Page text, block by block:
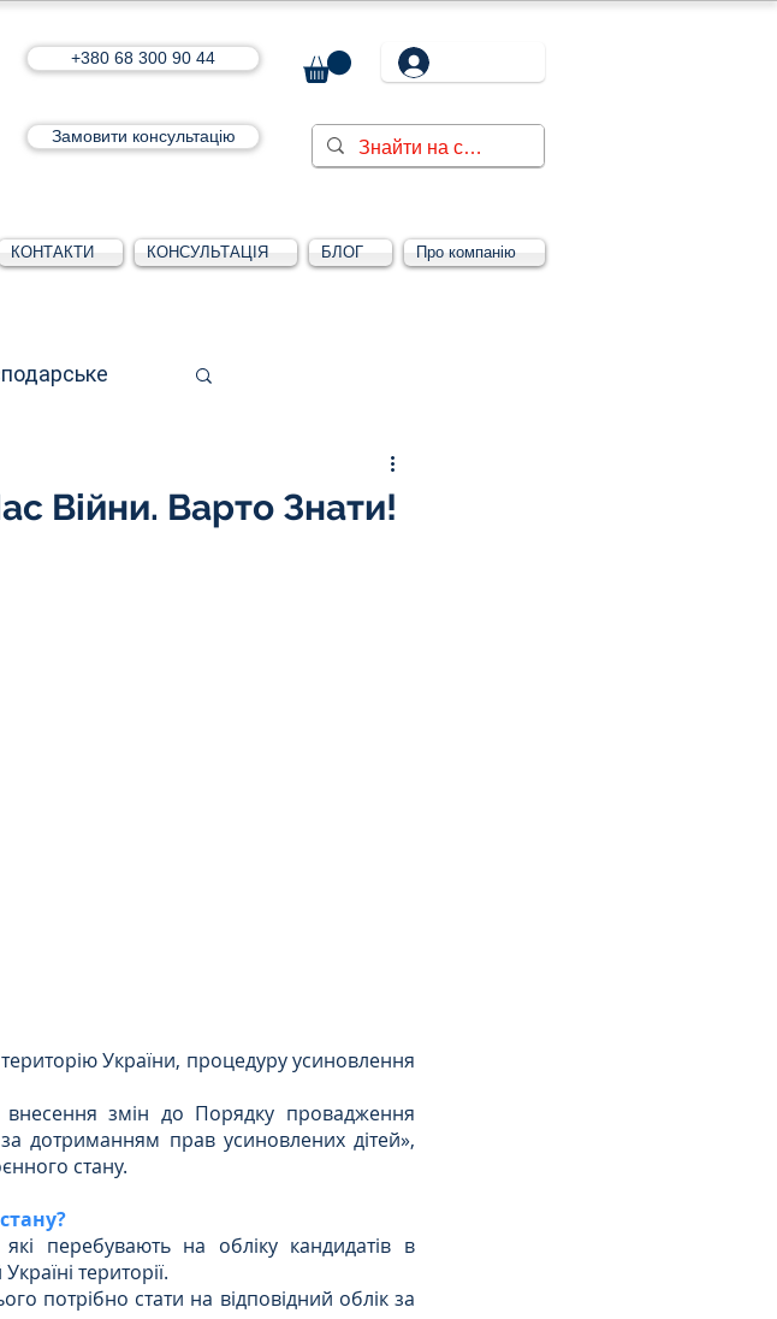
+380 68 300 90 44
Замовити консультацію
КОНТАКТИ КОНСУЛЬТАЦІЯ БЛОГ Про компанію
Кримінальне
Війни. Варто Знати!
України, процедуру усиновлення
змін до Порядку провадження
дотриманням прав усиновлених дітей»,
стану.
перебувають на обліку кандидатів в
території.
потрібно стати на відповідний облік за